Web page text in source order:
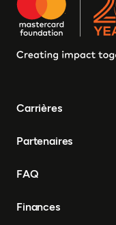
Carrières
Partenaires
FAQ
Finances